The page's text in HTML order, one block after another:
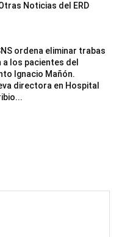
Noticias del ERD
ordena eliminar trabas
a los pacientes del
Ignacio Mañón.
directora en Hospital